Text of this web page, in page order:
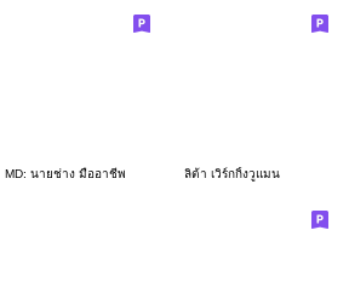
MD: นายช่าง มืออาชีพ ลิต้า เวิร์กกิ้งวูแมน